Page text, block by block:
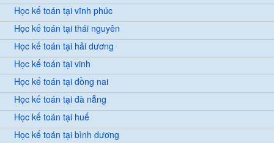
Học kế toán tại vĩnh phúc
Học kế toán tại thái nguyên
Học kế toán tại hải dương
Học kế toán tại vinh
Học kế toán tại đồng nai
Học kế toán tại đà nẵng
Học kế toán tại huế
Học kế toán tại bình dương